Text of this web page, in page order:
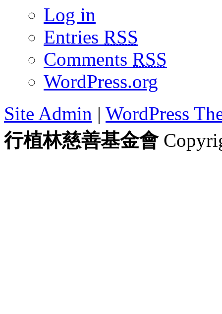
Log in
Entries RSS
Comments RSS
WordPress.org
Site Admin | WordPress
行植林慈善基金會